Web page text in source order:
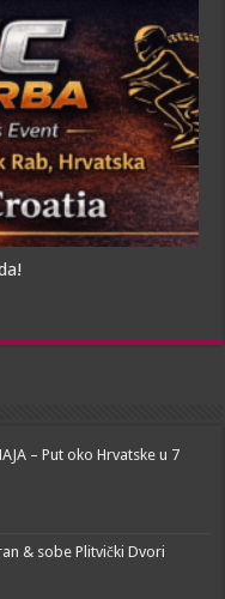
– Put oko Hrvatske u 7
& sobe Plitvički Dvori